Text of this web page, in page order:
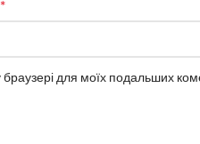
*
для моїх подальших